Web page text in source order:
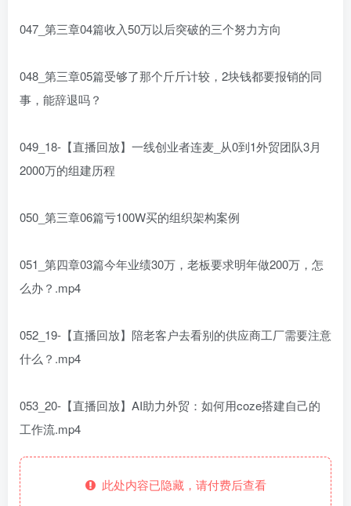
047_第三章04篇收入50万以后突破的三个努力方向
048_第三章05篇受够了那个斤斤计较，2块钱都要报销的同
事，能辞退吗？
049_18-【直播回放】一线创业者连麦_从0到1外贸团队3月
2000万的组建历程
050_第三章06篇亏100W买的组织架构案例
051_第四章03篇今年业绩30万，老板要求明年做200万，怎
么办？.mp4
052_19-【直播回放】陪老客户去看别的供应商工厂需要注意
什么？.mp4
053_20-【直播回放】AI助力外贸：如何用coze搭建自己的
工作流.mp4
此处内容已隐藏，请付费后查看